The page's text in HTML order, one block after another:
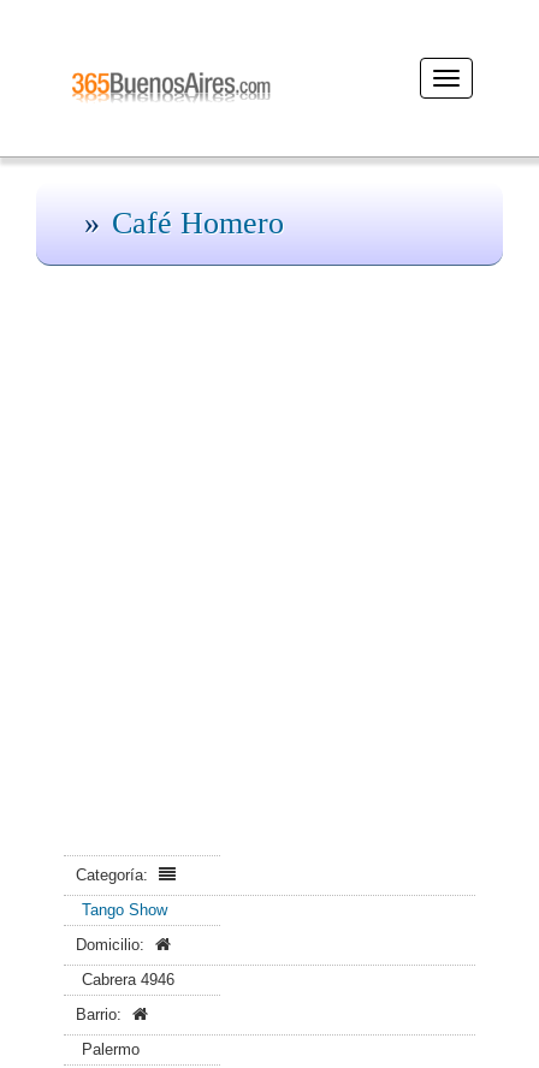
Desplegar
navegación
Café Homero
Categoría:
Tango Show
Domicilio:
Cabrera 4946
Barrio:
Palermo